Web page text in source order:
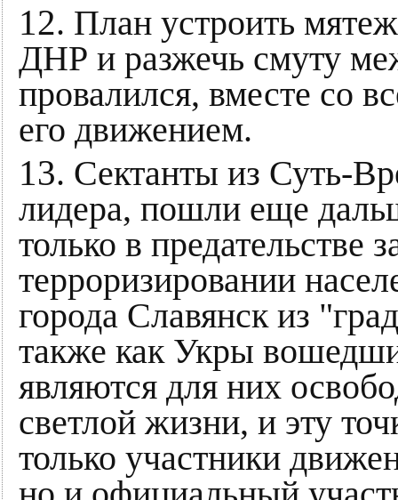
12. План устроить
ДНР и разжечь смуту
провалился, вместе со
его движением.
13. Сектанты из Суть-
лидера, пошли еще
только в предательстве
терроризировании
города Славянск из
также как Укры
являются для них
светлой жизни, и эту
только участники